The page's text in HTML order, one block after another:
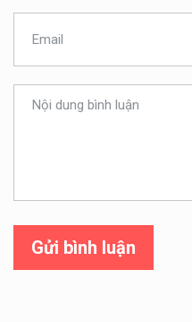
Gửi bình luận